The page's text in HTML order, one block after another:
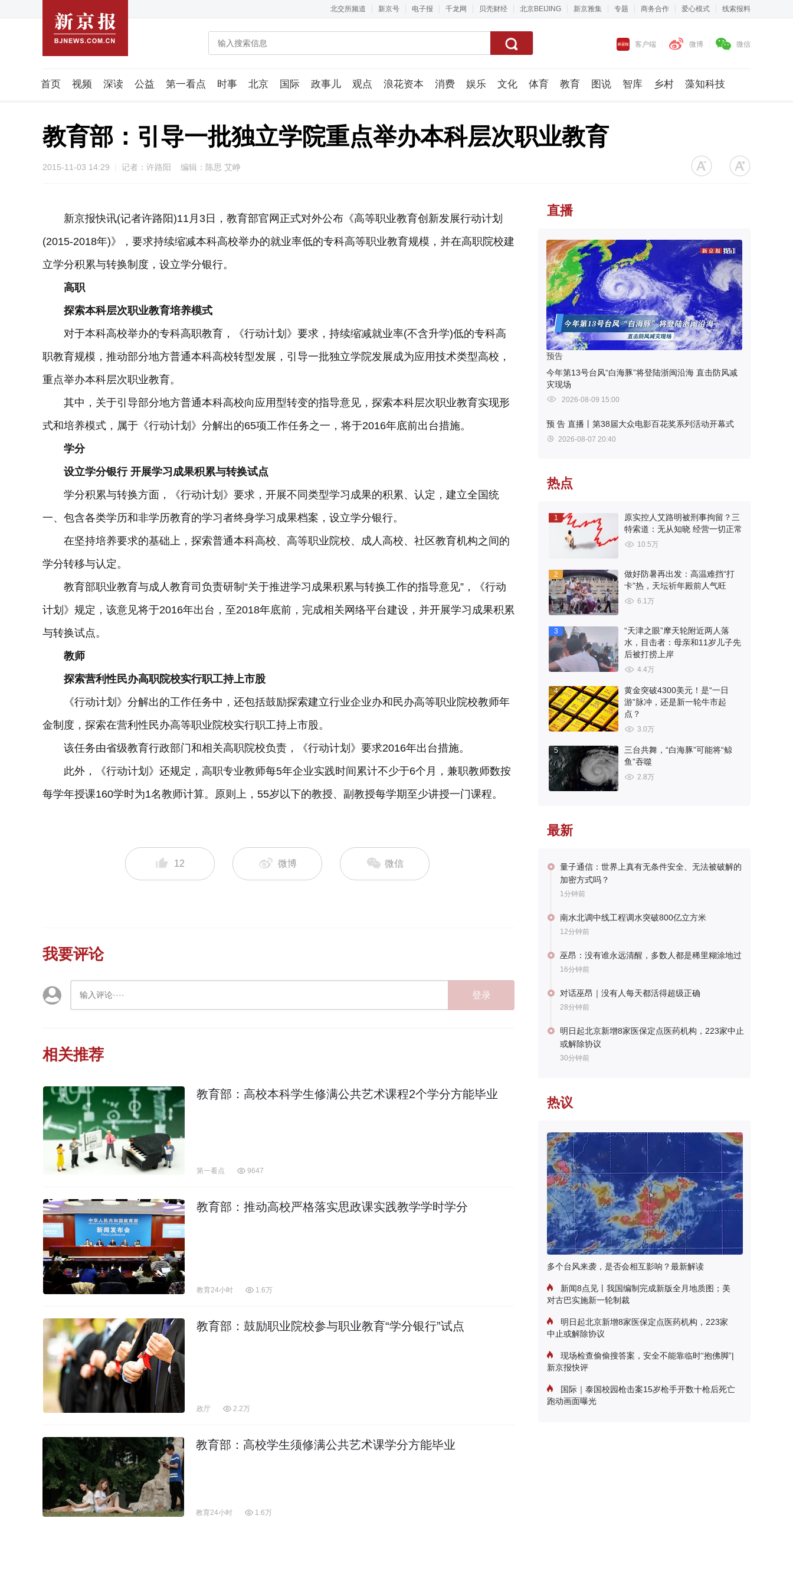
北交所频道 新京号 电子报 千龙网 贝壳财经 北京BEIJING 新京雅集 专题 商务合作 爱心模式 线索报料
客户端 微博 微信
首页 视频 深读 公益 第一看点 时事 北京 国际 政事儿 观点 浪花资本 消费 娱乐 文化 体育 教育 图说 智库 乡村 藻知科技
教育部：引导一批独立学院重点举办本科层次职业教育
2015-11-03 14:29 记者：许路阳 编辑：陈思 艾峥
新京报快讯(记者许路阳)11月3日，教育部官网正式对外公布《高等职业教育创新发展行动计划
(2015-2018年)》，要求持续缩减本科高校举办的就业率低的专科高等职业教育规模，并在高职院校建
立学分积累与转换制度，设立学分银行。
高职
探索本科层次职业教育培养模式
对于本科高校举办的专科高职教育，《行动计划》要求，持续缩减就业率(不含升学)低的专科高
职教育规模，推动部分地方普通本科高校转型发展，引导一批独立学院发展成为应用技术类型高校，
重点举办本科层次职业教育。
其中，关于引导部分地方普通本科高校向应用型转变的指导意见，探索本科层次职业教育实现形
式和培养模式，属于《行动计划》分解出的65项工作任务之一，将于2016年底前出台措施。
学分
设立学分银行 开展学习成果积累与转换试点
学分积累与转换方面，《行动计划》要求，开展不同类型学习成果的积累、认定，建立全国统
一、包含各类学历和非学历教育的学习者终身学习成果档案，设立学分银行。
在坚持培养要求的基础上，探索普通本科高校、高等职业院校、成人高校、社区教育机构之间的
学分转移与认定。
教育部职业教育与成人教育司负责研制“关于推进学习成果积累与转换工作的指导意见”，《行动
计划》规定，该意见将于2016年出台，至2018年底前，完成相关网络平台建设，并开展学习成果积累
与转换试点。
教师
探索营利性民办高职院校实行职工持上市股
《行动计划》分解出的工作任务中，还包括鼓励探索建立行业企业办和民办高等职业院校教师年
金制度，探索在营利性民办高等职业院校实行职工持上市股。
该任务由省级教育行政部门和相关高职院校负责，《行动计划》要求2016年出台措施。
此外，《行动计划》还规定，高职专业教师每5年企业实践时间累计不少于6个月，兼职教师数按
每学年授课160学时为1名教师计算。原则上，55岁以下的教授、副教授每学期至少讲授一门课程。
12 微博 微信
我要评论
登录
相关推荐
教育部：高校本科学生修满公共艺术课程2个学分方能毕业
第一看点 9647
教育部：推动高校严格落实思政课实践教学学时学分
教育24小时 1.6万
教育部：鼓励职业院校参与职业教育“学分银行”试点
政厅 2.2万
教育部：高校学生须修满公共艺术课学分方能毕业
教育24小时 1.6万
直播
预告
今年第13号台风“白海豚”将登陆浙闽沿海 直击防风减
灾现场
2026-08-09 15:00
预 告 直播丨第38届大众电影百花奖系列活动开幕式
2026-08-07 20:40
热点
1
原实控人艾路明被刑事拘留？三
特索道：无从知晓 经营一切正常
10.5万
2
做好防暑再出发：高温难挡“打
卡”热，天坛祈年殿前人气旺
6.1万
3
“天津之眼”摩天轮附近两人落
水，目击者：母亲和11岁儿子先
后被打捞上岸
4.4万
4
黄金突破4300美元！是“一日
游”脉冲，还是新一轮牛市起
点？
3.0万
5
三台共舞，“白海豚”可能将“鲸
鱼”吞噬
2.8万
最新
量子通信：世界上真有无条件安全、无法被破解的
加密方式吗？
1分钟前
南水北调中线工程调水突破800亿立方米
12分钟前
巫昂：没有谁永远清醒，多数人都是稀里糊涂地过
16分钟前
对话巫昂｜没有人每天都活得超级正确
28分钟前
明日起北京新增8家医保定点医药机构，223家中止
或解除协议
30分钟前
热议
多个台风来袭，是否会相互影响？最新解读
新闻8点见丨我国编制完成新版全月地质图；美
对古巴实施新一轮制裁
明日起北京新增8家医保定点医药机构，223家
中止或解除协议
现场检查偷偷搜答案，安全不能靠临时“抱佛脚”|
新京报快评
国际｜泰国校园枪击案15岁枪手开数十枪后死亡
跑动画面曝光